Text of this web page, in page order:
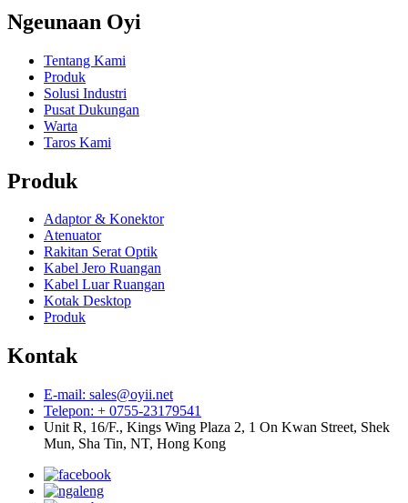
Ngeunaan Oyi
Tentang Kami
Produk
Solusi Industri
Pusat Dukungan
Warta
Taros Kami
Produk
Adaptor & Konektor
Atenuator
Rakitan Serat Optik
Kabel Jero Ruangan
Kabel Luar Ruangan
Kotak Desktop
Produk
Kontak
E-mail: sales@oyii.net
Telepon: + 0755-23179541
Unit R, 16/F., Kings Wing Plaza 2, 1 On Kwan Street, Shek
Mun, Sha Tin, NT, Hong Kong